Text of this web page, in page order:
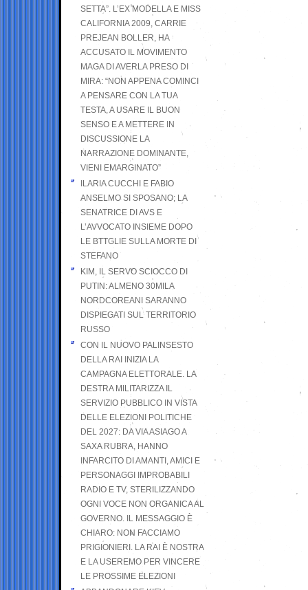
SETTA”. L’EX MODELLA E MISS
CALIFORNIA 2009, CARRIE
PREJEAN BOLLER, HA
ACCUSATO IL MOVIMENTO
MAGA DI AVERLA PRESO DI
MIRA: “NON APPENA COMINCI
A PENSARE CON LA TUA
TESTA, A USARE IL BUON
SENSO E A METTERE IN
DISCUSSIONE LA
NARRAZIONE DOMINANTE,
VIENI EMARGINATO”
ILARIA CUCCHI E FABIO
ANSELMO SI SPOSANO; LA
SENATRICE DI AVS E
L’AVVOCATO INSIEME DOPO
LE BTTGLIE SULLA MORTE DI
STEFANO
KIM, IL SERVO SCIOCCO DI
PUTIN: ALMENO 30MILA
NORDCOREANI SARANNO
DISPIEGATI SUL TERRITORIO
RUSSO
CON IL NUOVO PALINSESTO
DELLA RAI INIZIA LA
CAMPAGNA ELETTORALE. LA
DESTRA MILITARIZZA IL
SERVIZIO PUBBLICO IN VISTA
DELLE ELEZIONI POLITICHE
DEL 2027: DA VIA ASIAGO A
SAXA RUBRA, HANNO
INFARCITO DI AMANTI, AMICI E
PERSONAGGI IMPROBABILI
RADIO E TV, STERILIZZANDO
OGNI VOCE NON ORGANICA AL
GOVERNO. IL MESSAGGIO È
CHIARO: NON FACCIAMO
PRIGIONIERI. LA RAI È NOSTRA
E LA USEREMO PER VINCERE
LE PROSSIME ELEZIONI